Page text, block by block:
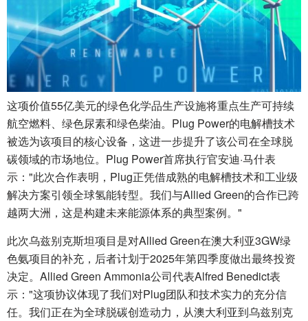
这项价值55亿美元的绿色化学品生产设施将重点生产可持续
航空燃料、绿色尿素和绿色柴油。Plug Power的电解槽技术
被选为该项目的核心设备，这进一步提升了该公司在全球脱
碳领域的市场地位。Plug Power首席执行官安迪·马什表
示："此次合作表明，Plug正凭借成熟的电解槽技术和工业级
解决方案引领全球氢能转型。我们与Allied Green的合作已跨
越两大洲，这是构建未来能源体系的典型案例。"
此次乌兹别克斯坦项目是对Allied Green在澳大利亚3GW绿
色氨项目的补充，后者计划于2025年第四季度做出最终投资
决定。Allied Green Ammonia公司代表Alfred Benedict表
示："这项协议体现了我们对Plug团队和技术实力的充分信
任。我们正在为全球脱碳创造动力，从澳大利亚到乌兹别克